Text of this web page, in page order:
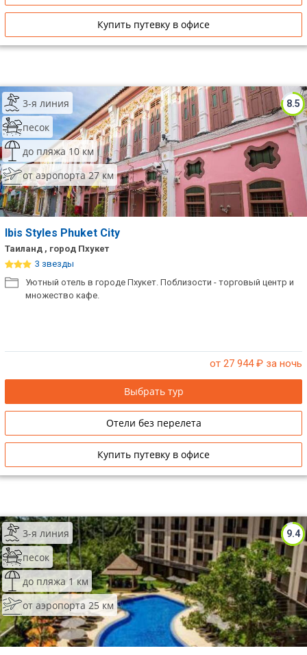
Купить путевку в офисе
8.5
3-я линия
песок
до пляжа 10 км
от аэропорта 27 км
Ibis Styles Phuket City
Таиланд , город Пхукет
3 звезды
Уютный отель в городе Пхукет. Поблизости - торговый центр и
множество кафе.
от 27 944₽ за ночь
Выбрать тур
Отели без перелета
Купить путевку в офисе
9.4
3-я линия
песок
до пляжа 1 км
от аэропорта 25 км